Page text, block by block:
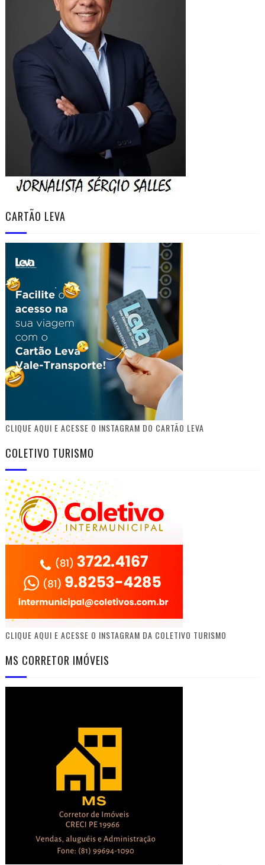
CARTÃO LEVA
CLIQUE AQUI E ACESSE O INSTAGRAM DO CARTÃO LEVA
COLETIVO TURISMO
CLIQUE AQUI E ACESSE O INSTAGRAM DA COLETIVO TURISMO
MS CORRETOR IMÓVEIS